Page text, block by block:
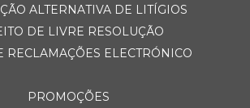
ALTERNATIVA DE LITÍGIOS
DE LIVRE RESOLUÇÃO
RECLAMAÇÕES ELECTRÓNICO
PROMOÇÕES